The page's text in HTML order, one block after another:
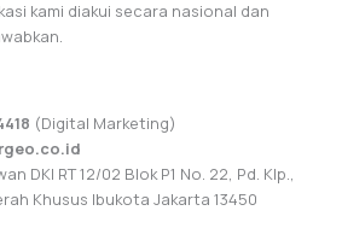
kami diakui secara nasional dan
(Digital Marketing)
DKI RT 12/02 Blok P1 No. 22, Pd. Klp.,
Khusus Ibukota Jakarta 13450